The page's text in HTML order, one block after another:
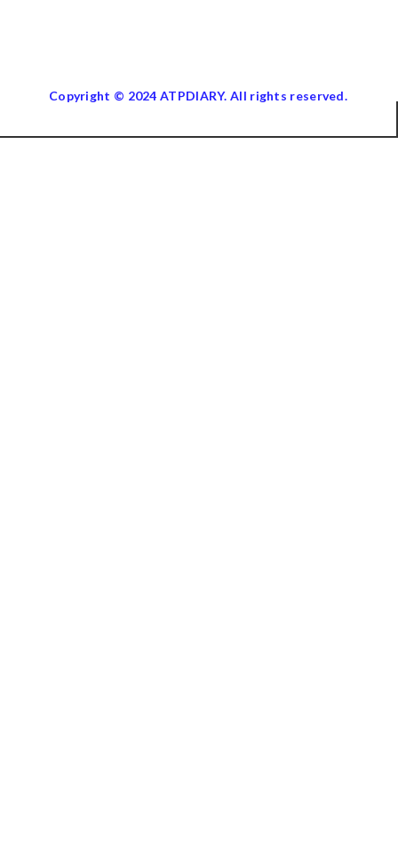
Copyright © 2024 ATPDIARY. All rights reserved.